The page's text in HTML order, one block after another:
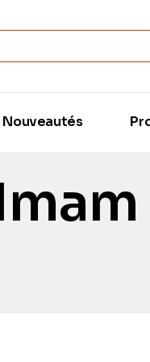
Nouveautés